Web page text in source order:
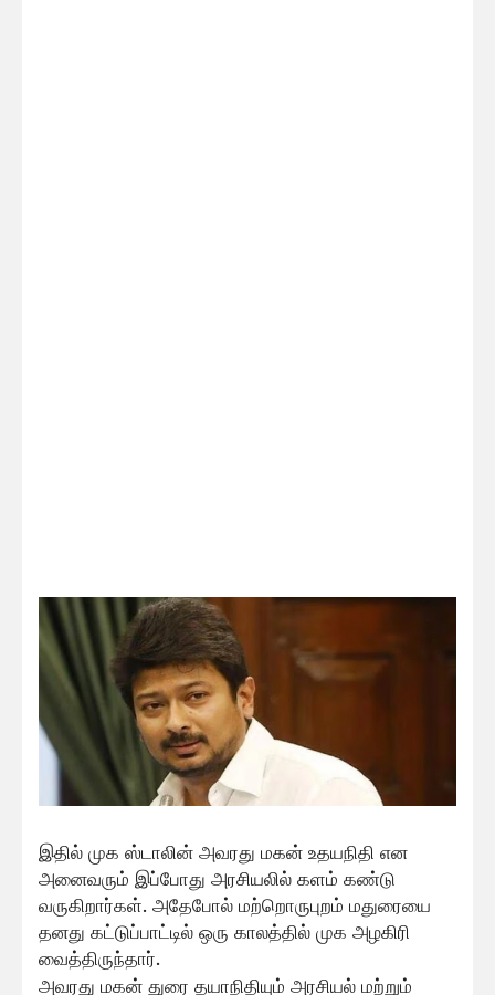
இதில் முக ஸ்டாலின் அவரது மகன் உதயநிதி என
அனைவரும் இப்போது அரசியலில் களம் கண்டு
வருகிறார்கள். அதேபோல் மற்றொருபுறம் மதுரையை
தனது கட்டுப்பாட்டில் ஒரு காலத்தில் முக அழகிரி
வைத்திருந்தார்.
அவரது மகன் துரை தயாநிதியும் அரசியல் மற்றும்